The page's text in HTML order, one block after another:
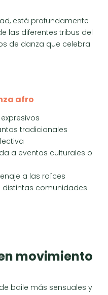
está profundamente
las diferentes tribus del
de danza que celebra
afro
tradicionales
a eventos culturales o
a las raíces
distintas comunidades
movimiento
baile más sensuales y